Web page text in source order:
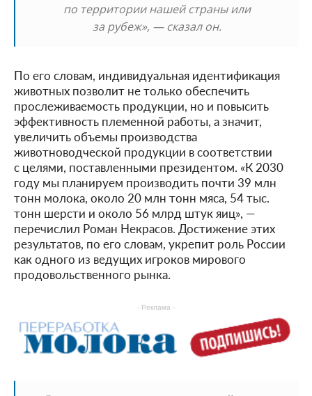
по территории нашей страны или
за рубеж», — сказал он.
По его словам, индивидуальная идентификация
животных позволит не только обеспечить
прослеживаемость продукции, но и повысить
эффективность племенной работы, а значит,
увеличить объемы производства
животноводческой продукции в соответствии
с целями, поставленными президентом. «К 2030
году мы планируем производить почти 39 млн
тонн молока, около 20 млн тонн мяса, 54 тыс.
тонн шерсти и около 56 млрд штук яиц», —
перечислил Роман Некрасов. Достижение этих
результатов, по его словам, укрепит роль России
как одного из ведущих игроков мирового
продовольственного рынка.
- Реклама -